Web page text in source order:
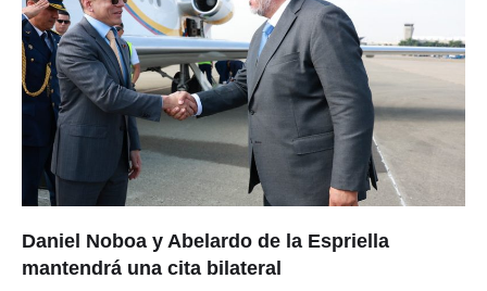
Daniel Noboa y Abelardo de la Espriella
mantendrá una cita bilateral